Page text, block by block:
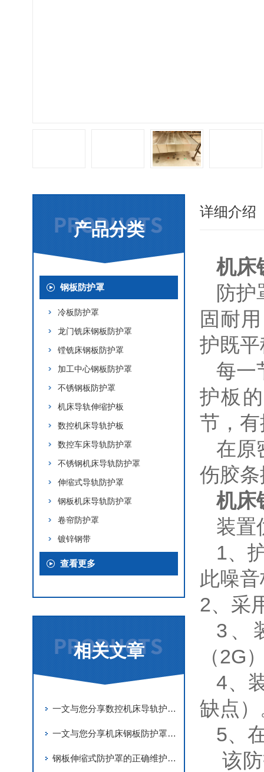
产品分类
钢板防护罩
冷板防护罩
龙门铣床钢板防护罩
镗铣床钢板防护罩
加工中心钢板防护罩
不锈钢板防护罩
机床导轨伸缩护板
数控机床导轨护板
数控车床导轨防护罩
不锈钢机床导轨防护罩
伸缩式导轨防护罩
钢板机床导轨防护罩
卷帘防护罩
镀锌钢带
查看更多
相关文章
一文与您分享数控机床导轨护板的常见问题相应解决方法
一文与您分享机床钢板防护罩的正确安装步骤
钢板伸缩式防护罩的正确维护保养方法介绍
详细介绍
机床
防护
固耐
护既
每一
护板
节，
在原
伤胶
机床
装置
1、
此噪
2、采
3、
（2G
4、
缺点
5、
该